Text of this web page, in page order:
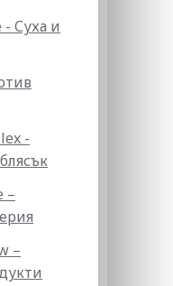
- Суха и
-
–
–